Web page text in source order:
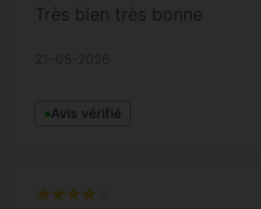
Très bien très bonne
Avis vérifié